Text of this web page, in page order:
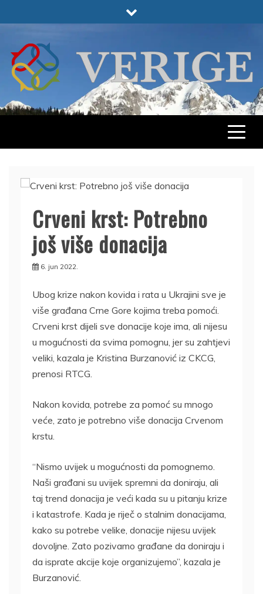
to
VERIGE
ODABRANO
Crveni krst: Potrebno
još više donacija
6. jun 2022.
Ubog krize nakon kovida i rata u Ukrajini sve je
više građana Crne Gore kojima treba pomoći.
Crveni krst dijeli sve donacije koje ima, ali nijesu
u mogućnosti da svima pomognu, jer su zahtjevi
veliki, kazala je Kristina Burzanović iz CKCG,
prenosi RTCG.
Nakon kovida, potrebe za pomoć su mnogo
veće, zato je potrebno više donacija Crvenom
krstu.
“Nismo uvijek u mogućnosti da pomognemo.
Naši građani su uvijek spremni da doniraju, ali
taj trend donacija je veći kada su u pitanju krize
i katastrofe. Kada je riječ o stalnim donacijama,
kako su potrebe velike, donacije nijesu uvijek
dovoljne. Zato pozivamo građane da doniraju i
da isprate akcije koje organizujemo”, kazala je
Burzanović.